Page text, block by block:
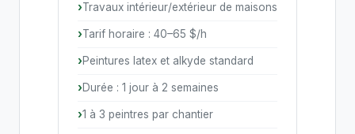
Travaux intérieur/extérieur de maisons
Tarif horaire : 40–65 $/h
Peintures latex et alkyde standard
Durée : 1 jour à 2 semaines
1 à 3 peintres par chantier